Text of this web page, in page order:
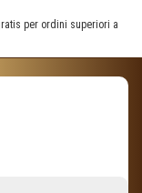
per ordini superiori a